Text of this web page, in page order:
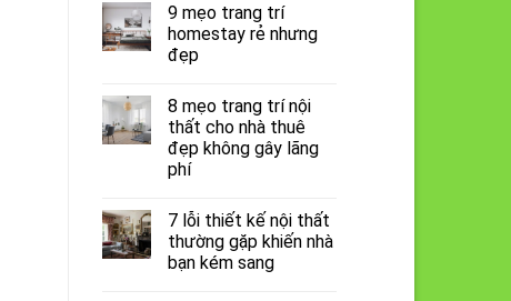
9 mẹo trang trí
homestay rẻ nhưng
đẹp
8 mẹo trang trí nội
thất cho nhà thuê
đẹp không gây lãng
phí
7 lỗi thiết kế nội thất
thường gặp khiến nhà
bạn kém sang